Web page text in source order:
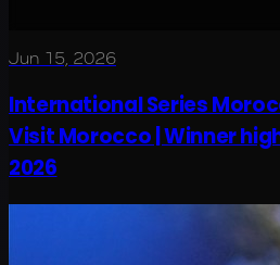
Jun 15, 2026
International Series
Visit Morocco | Winner
2026